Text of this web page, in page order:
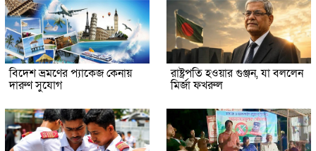
বিদেশ ভ্রমণের প্যাকেজ কেনায়
দারুণ সুযোগ
রাষ্ট্রপতি হওয়ার গুঞ্জন, যা বললেন
মির্জা ফখরুল